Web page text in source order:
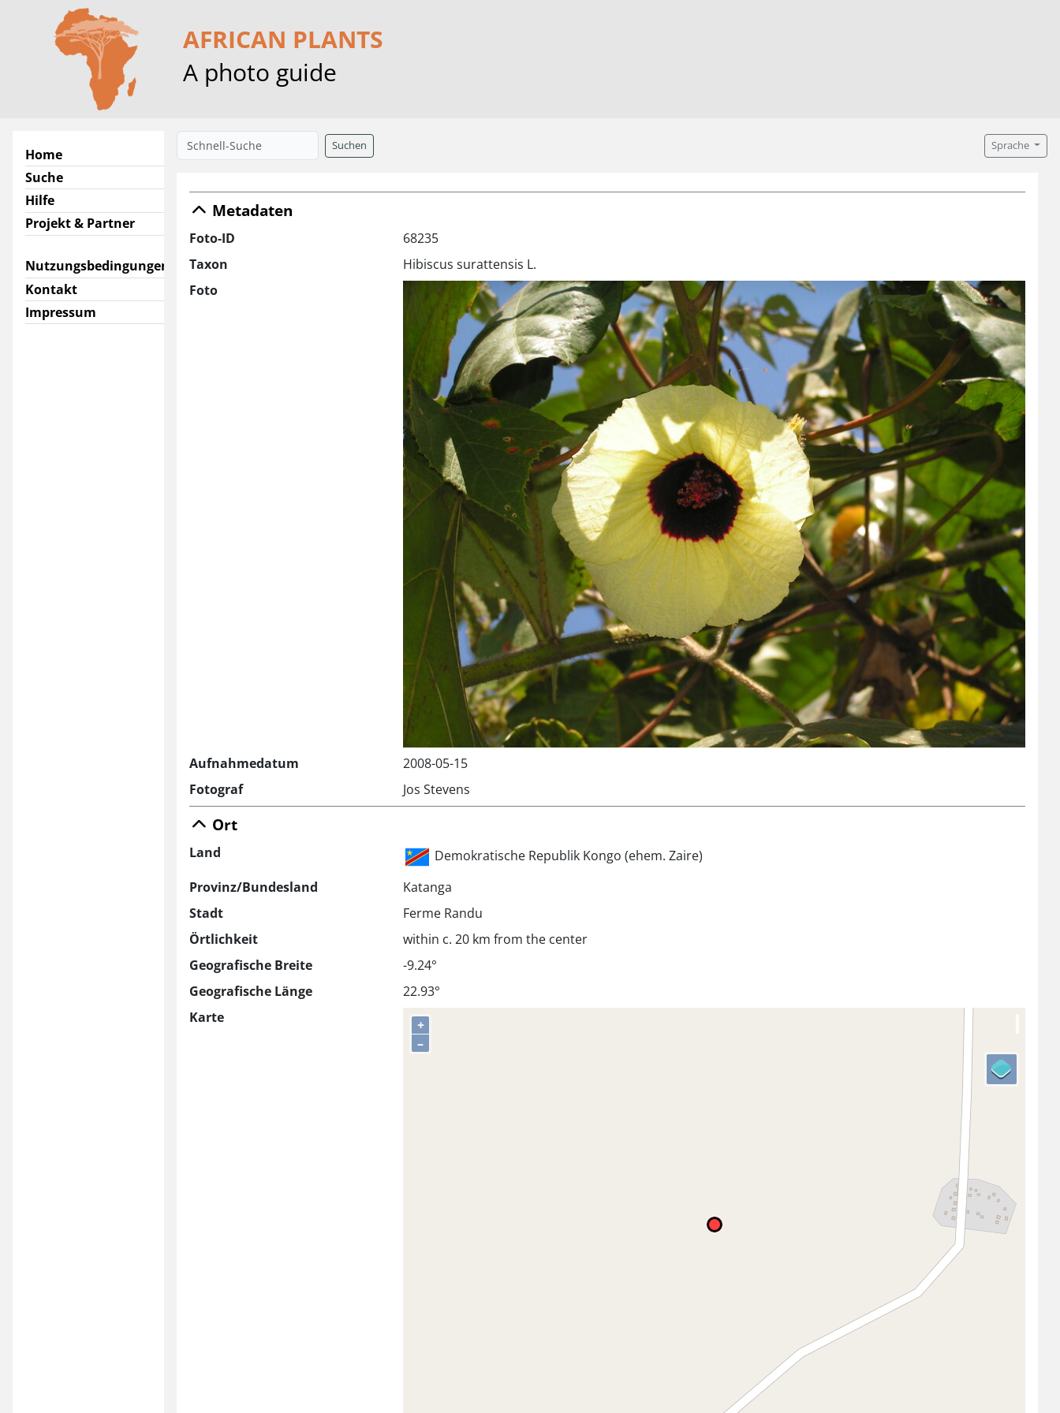
AFRICAN PLANTS
A photo guide
Home
Suche
Hilfe
Projekt & Partner
Nutzungsbedingungen
Kontakt
Impressum
Suchen Sprache
Metadaten
Foto-ID
68235
Taxon
Hibiscus surattensis L.
Foto
Aufnahmedatum
2008-05-15
Fotograf
Jos Stevens
Ort
Land
Demokratische Republik Kongo (ehem. Zaire)
Provinz/Bundesland
Katanga
Stadt
Ferme Randu
Örtlichkeit
within c. 20 km from the center
Geografische Breite
-9.24°
Geografische Länge
22.93°
Karte
+
–